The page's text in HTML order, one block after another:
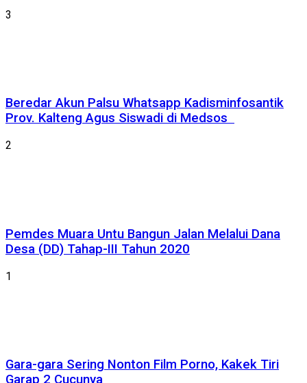
3
Beredar Akun Palsu Whatsapp Kadisminfosantik
Prov. Kalteng Agus Siswadi di Medsos
2
Pemdes Muara Untu Bangun Jalan Melalui Dana
Desa (DD) Tahap-III Tahun 2020
1
Gara-gara Sering Nonton Film Porno, Kakek Tiri
Garap 2 Cucunya